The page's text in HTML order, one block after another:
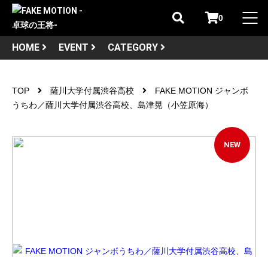
0
HOME EVENT CATEGORY
TOP 薩川大学付属渋谷高校
FAKE MOTION ジャンボ
うちわ／薩川大学付属渋谷高校、島津晃（小笠原海）
NEW